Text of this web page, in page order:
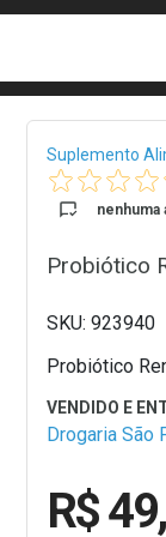
Suplemento
nenhuma
Probiótico
923940
Probiótico
Drogaria São
R$